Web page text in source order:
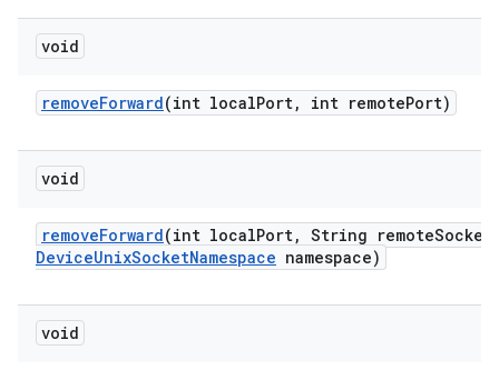
void
removeForward(int localPort, int remotePort)
void
removeForward(int localPort, String remoteSocket
DeviceUnixSocketNamespace namespace)
void